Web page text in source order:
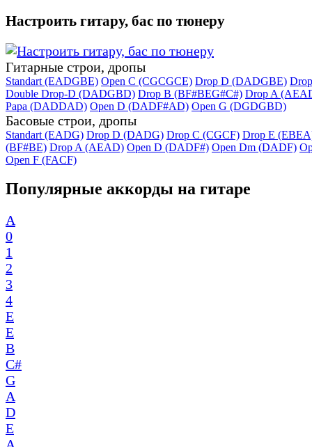
Настроить гитару, бас по тюнеру
Гитарные строи, дропы
Standart (EADGBE) Open C (CGCGCE) Drop D (DADGBE)
Double Drop-D (DADGBD) Drop B (BF#BEG#C#) Drop A
Papa (DADDAD) Open D (DADF#AD) Open G (DGDGBD)
Басовые строи, дропы
Standart (EADG) Drop D (DADG) Drop C (CGCF) Drop E
(BF#BE) Drop A (AEAD) Open D (DADF#) Open Dm (DADF)
Open F (FACF)
Популярные аккорды на гитаре
A
0
1
2
3
4
E
E
B
C#
G
A
D
E